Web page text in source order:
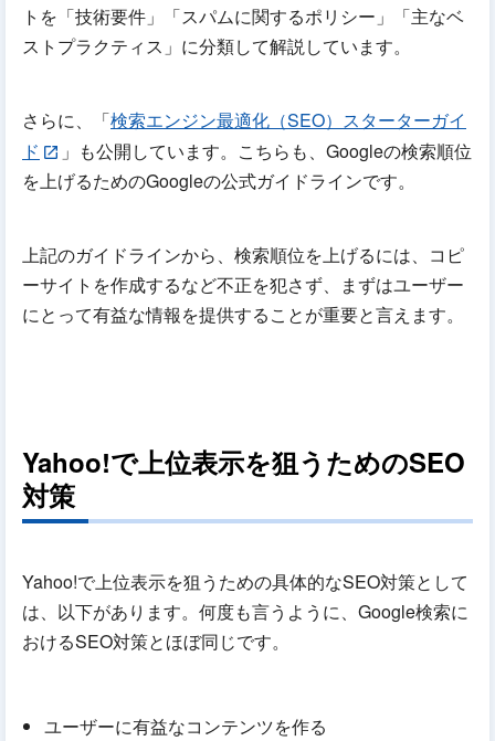
トを「技術要件」「スパムに関するポリシー」「主なベ
ストプラクティス」に分類して解説しています。
さらに、「検索エンジン最適化（SEO）スターターガイ
ド
」も公開しています。こちらも、Googleの検索順位
を上げるためのGoogleの公式ガイドラインです。
上記のガイドラインから、検索順位を上げるには、コピ
ーサイトを作成するなど不正を犯さず、まずはユーザー
にとって有益な情報を提供することが重要と言えます。
Yahoo!で上位表示を狙うためのSEO
対策
Yahoo!で上位表示を狙うための具体的なSEO対策として
は、以下があります。何度も言うように、Google検索に
おけるSEO対策とほぼ同じです。
ユーザーに有益なコンテンツを作る